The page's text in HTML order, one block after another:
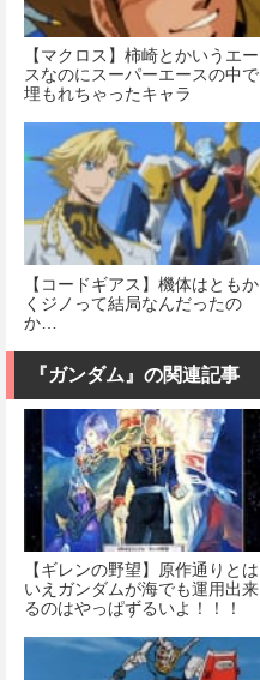
【マクロス】柿崎とかいうエー
スなのにスーパーエースの中で
埋もれちゃったキャラ
【コードギアス】機体はともか
くジノって結局なんだったの
か…
『ガンダム』の関連記事
【ギレンの野望】原作通りとは
いえガンダムが海でも運用出来
るのはやっぱずるいよ！！！